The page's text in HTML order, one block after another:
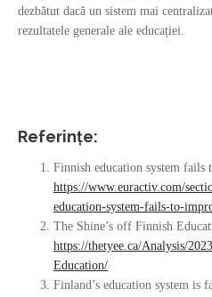
dezbătut dacă un sistem mai
rezultatele generale ale educației.
Referințe:
Finnish education system fails
https://www.euractiv.com/
education-system-fails-to-
The Shine’s off Finnish
https://thetyee.ca/Analysis/
Education/
Finland’s education system is